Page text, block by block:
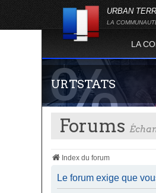
URBAN
LA
LA
URTSTATS
Forums
Index du forum
Le forum exige que